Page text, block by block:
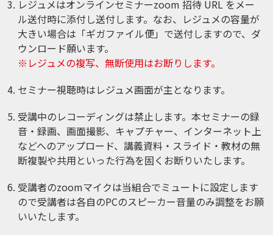
レジュメはオンラインセミナーzoom 招待 URL をメー
ル送付時に添付し送付します。なお、レジュメの容量が
大きい場合は「ギガファイル便」で送付しますので、ダ
ウンロード願います。
※レジュメの複写、無断使用はお断りします。
セミナー視聴時はレジュメ画面が主となります。
受講中のレコーディングは禁止します。本セミナーの録
音・録画、画面撮影、キャプチャー、インターネット上
などへのアップロード、講義資料・スライド・教材の無
断複製や共用といった行為を固くお断りいたします。
受講者のzoomマイクは当組合でミュートに設定します
ので受講者は各自のPCのスピーカー音量のみ調整をお願
いいたします。